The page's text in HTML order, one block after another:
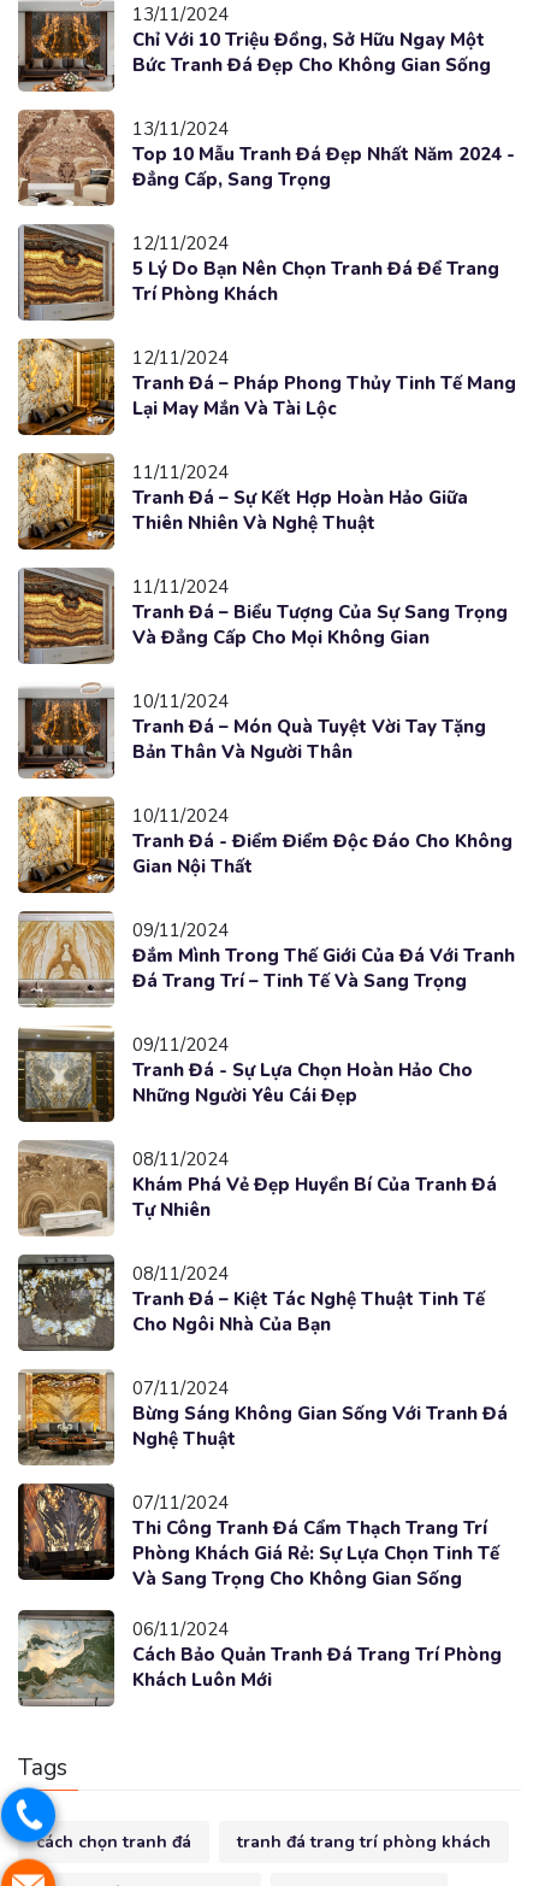
13/11/2024
Chỉ Với 10 Triệu Đồng, Sở Hữu Ngay Một
Bức Tranh Đá Đẹp Cho Không Gian Sống
13/11/2024
Top 10 Mẫu Tranh Đá Đẹp Nhất Năm 2024 -
Đẳng Cấp, Sang Trọng
12/11/2024
5 Lý Do Bạn Nên Chọn Tranh Đá Để Trang
Trí Phòng Khách
12/11/2024
Tranh Đá – Pháp Phong Thủy Tinh Tế Mang
Lại May Mắn Và Tài Lộc
11/11/2024
Tranh Đá – Sự Kết Hợp Hoàn Hảo Giữa
Thiên Nhiên Và Nghệ Thuật
11/11/2024
Tranh Đá – Biểu Tượng Của Sự Sang Trọng
Và Đẳng Cấp Cho Mọi Không Gian
10/11/2024
Tranh Đá – Món Quà Tuyệt Vời Tay Tặng
Bản Thân Và Người Thân
10/11/2024
Tranh Đá - Điểm Điểm Độc Đáo Cho Không
Gian Nội Thất
09/11/2024
Đắm Mình Trong Thế Giới Của Đá Với Tranh
Đá Trang Trí – Tinh Tế Và Sang Trọng
09/11/2024
Tranh Đá - Sự Lựa Chọn Hoàn Hảo Cho
Những Người Yêu Cái Đẹp
08/11/2024
Khám Phá Vẻ Đẹp Huyền Bí Của Tranh Đá
Tự Nhiên
08/11/2024
Tranh Đá – Kiệt Tác Nghệ Thuật Tinh Tế
Cho Ngôi Nhà Của Bạn
07/11/2024
Bừng Sáng Không Gian Sống Với Tranh Đá
Nghệ Thuật
07/11/2024
Thi Công Tranh Đá Cẩm Thạch Trang Trí
Phòng Khách Giá Rẻ: Sự Lựa Chọn Tinh Tế
Và Sang Trọng Cho Không Gian Sống
06/11/2024
Cách Bảo Quản Tranh Đá Trang Trí Phòng
Khách Luôn Mới
Tags
cách chọn tranh đá tranh đá trang trí phòng khách